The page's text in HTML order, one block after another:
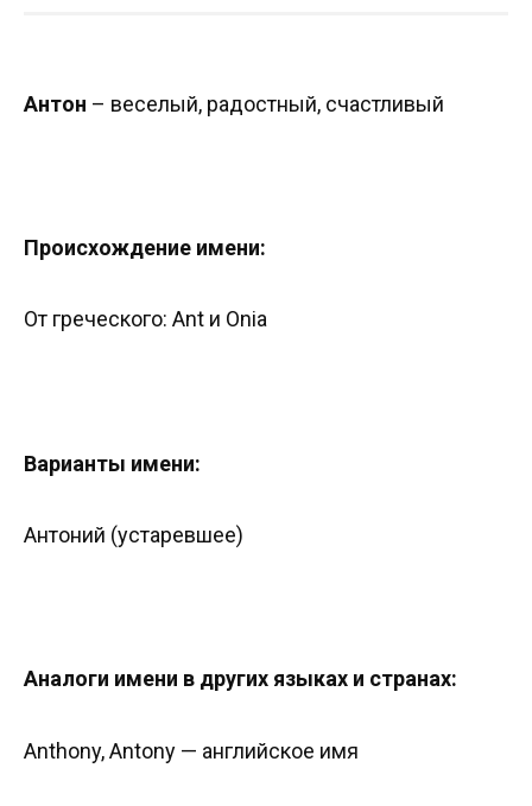
Антон – веселый, радостный, счастливый
Происхождение имени:
От греческого: Ant и Onia
Варианты имени:
Антоний (устаревшее)
Аналоги имени в других языках и странах:
Anthony, Antony — английское имя